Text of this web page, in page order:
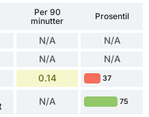
Per 90
minutter
Prosentil
N/A N/A
N/A N/A
0.14 37
N/A 75